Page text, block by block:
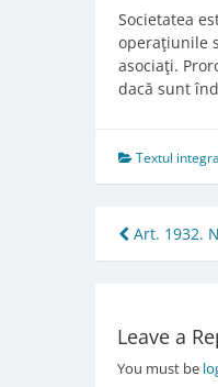
Societatea
operaţiunile
asociaţi.
dacă sunt
Textul
Post
Art. 1932.
Leave a
You must be